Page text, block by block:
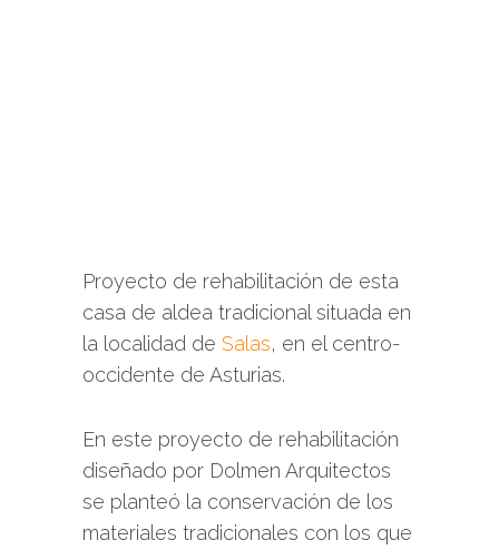
Proyecto de rehabilitación de esta
casa de aldea tradicional situada en
la localidad de Salas, en el centro-
occidente de Asturias.
En este proyecto de rehabilitación
diseñado por Dolmen Arquitectos
se planteó la conservación de los
materiales tradicionales con los que